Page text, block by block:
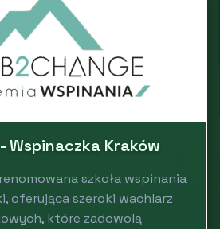
Wspinaczka Kraków
szkoła wspinania
oferująca szeroki wachlarz
które zadowolą